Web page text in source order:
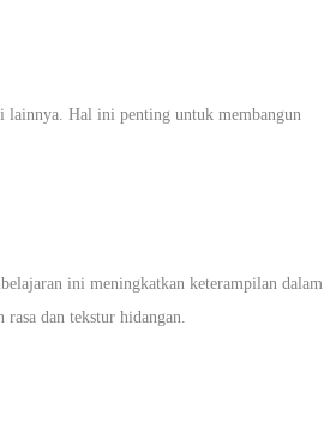
lainnya. Hal ini penting untuk membangun
ini meningkatkan keterampilan dalam
rasa dan tekstur hidangan.